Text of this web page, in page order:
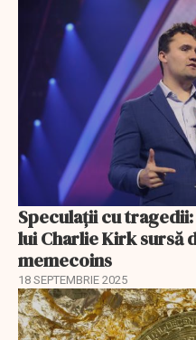
Speculații cu
lui Charlie Kirk sursă
memecoins
18 SEPTEMBRIE 2025